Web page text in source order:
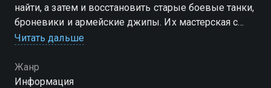
найти, а затем и восстановить старые боевые танки,
броневики и армейские джипы. Их мастерская с
уникальными ноу-хау способна на всё, чтобы
Читать дальше
Жанр
Информация